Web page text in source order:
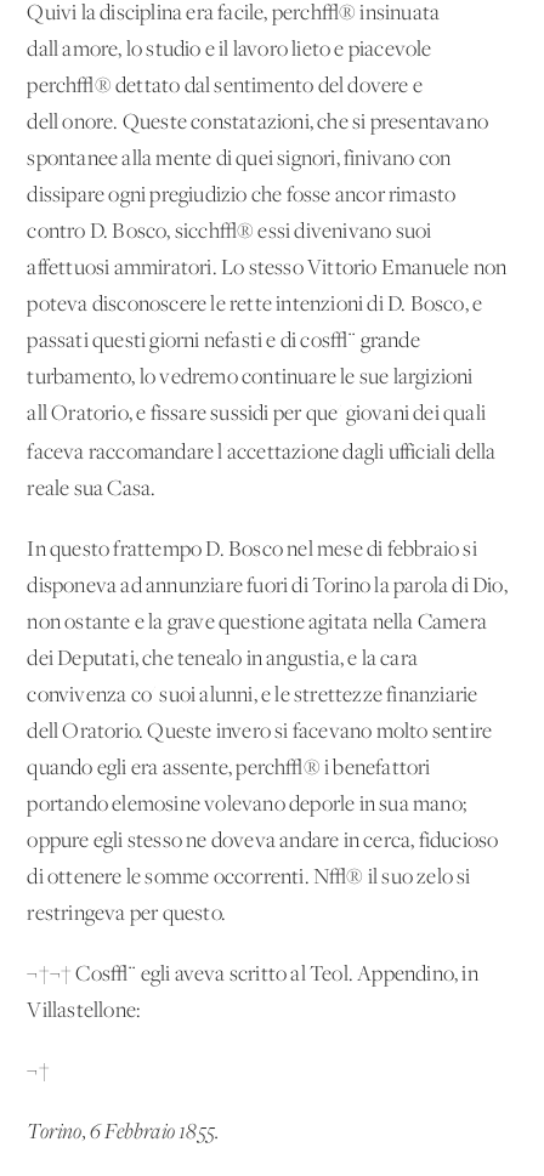
Quivi la disciplina era facile, perch√® insinuata
dall'amore, lo studio e il lavoro lieto e piacevole
perch√® dettato dal sentimento del dovere e
dell'onore. Queste constatazioni, che si presentavano
spontanee alla mente di quei signori, finivano con
dissipare ogni pregiudizio che fosse ancor rimasto
contro D. Bosco, sicch√® essi divenivano suoi
affettuosi ammiratori. Lo stesso Vittorio Emanuele non
poteva disconoscere le rette intenzioni di D. Bosco, e
passati questi giorni nefasti e di cos√¨ grande
turbamento, lo vedremo continuare le sue largizioni
all'Oratorio, e fissare sussidi per que' giovani dei quali
faceva raccomandare l'accettazione dagli ufficiali della
reale sua Casa.
In questo frattempo D. Bosco nel mese di febbraio si
disponeva ad annunziare fuori di Torino la parola di Dio,
non ostante e la grave questione agitata nella Camera
dei Deputati, che tenealo in angustia, e la cara
convivenza co' suoi alunni, e le strettezze finanziarie
dell'Oratorio. Queste invero si facevano molto sentire
quando egli era assente, perch√® i benefattori
portando elemosine volevano deporle in sua mano;
oppure egli stesso ne doveva andare in cerca, fiducioso
di ottenere le somme occorrenti. N√® il suo zelo si
restringeva per questo.
¬†¬† Cos√¨ egli aveva scritto al Teol. Appendino, in
Villastellone:
¬†
Torino, 6 Febbraio 1855.